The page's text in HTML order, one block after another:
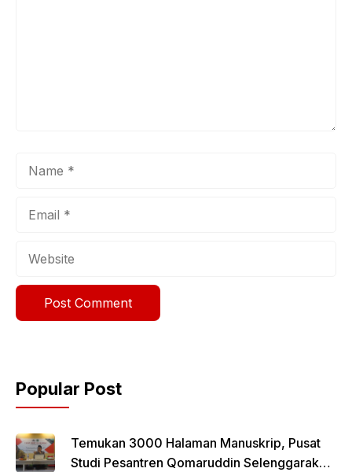
Popular Post
Temukan 3000 Halaman Manuskrip, Pusat
Studi Pesantren Qomaruddin Selenggarakan